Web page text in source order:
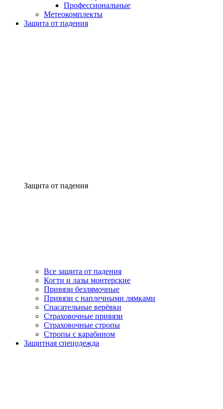
Профессиональные
Метеокомплекты
Защита от падения
Защита от падения
Все защита от падения
Когти и лазы монтерские
Привязи безлямочные
Привязи с наплечными лямками
Спасательные верёвки
Страховочные привязи
Страховочные стропы
Стропы с карабином
Защитная спецодежда